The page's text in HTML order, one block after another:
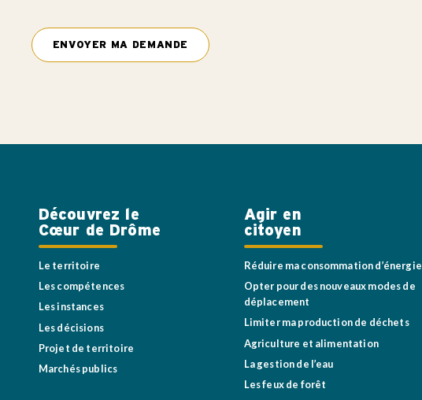
Découvrez le
Cœur de Drôme
Le territoire
Les compétences
Les instances
Les décisions
Projet de territoire
Marchés publics
Agir en
citoyen
Réduire ma consommation d’énergie
Opter pour des nouveaux modes de
déplacement
Limiter ma production de déchets
Agriculture et alimentation
La gestion de l’eau
Les feux de forêt